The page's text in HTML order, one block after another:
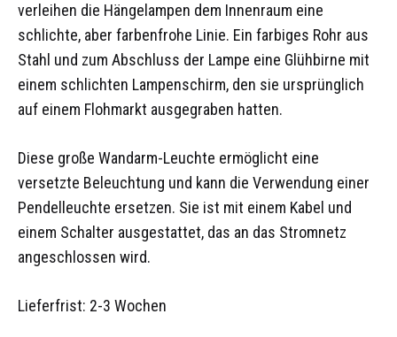
verleihen die Hängelampen dem Innenraum eine
schlichte, aber farbenfrohe Linie. Ein farbiges Rohr aus
Stahl und zum Abschluss der Lampe eine Glühbirne mit
einem schlichten Lampenschirm, den sie ursprünglich
auf einem Flohmarkt ausgegraben hatten.
Diese große Wandarm-Leuchte ermöglicht eine
versetzte Beleuchtung und kann die Verwendung einer
Pendelleuchte ersetzen. Sie ist mit einem Kabel und
einem Schalter ausgestattet, das an das Stromnetz
angeschlossen wird.
Lieferfrist: 2-3 Wochen